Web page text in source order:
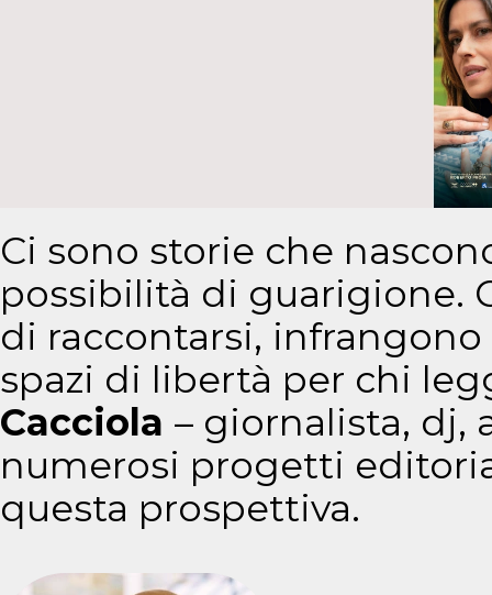
Ci sono storie che
possibilità di guarigione.
di raccontarsi,
spazi di libertà per chi
Cacciola – giornalista, dj,
numerosi progetti
questa prospettiva.